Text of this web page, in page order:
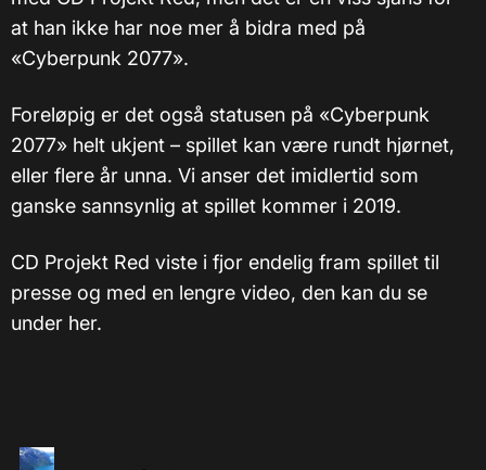
at han ikke har noe mer å bidra med på
«Cyberpunk 2077».
Foreløpig er det også statusen på «Cyberpunk
2077» helt ukjent – spillet kan være rundt hjørnet,
eller flere år unna. Vi anser det imidlertid som
ganske sannsynlig at spillet kommer i 2019.
CD Projekt Red viste i fjor endelig fram spillet til
presse og med en lengre video, den kan du se
under her.